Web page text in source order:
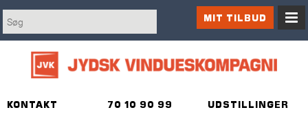
KONTAKT UDSTILLINGER
70 10 90 99
MIT TILBUD